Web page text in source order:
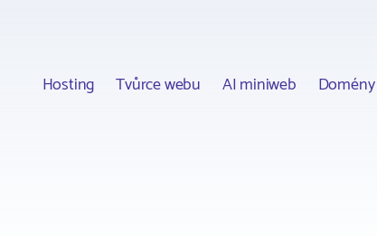
Hosting Tvůrce webu AI miniweb Domény